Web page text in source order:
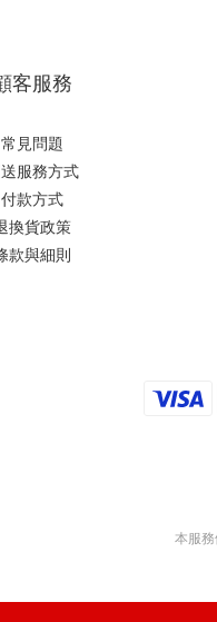
客服務
常見問題
服務方式
付款方式
換貨政策
款與細則
本服